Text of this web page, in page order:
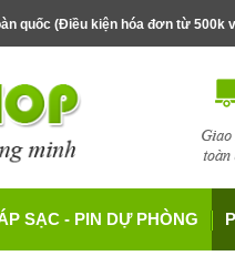
quốc (Điều kiện hóa đơn từ 500k
SẠC - PIN DỰ PHÒNG